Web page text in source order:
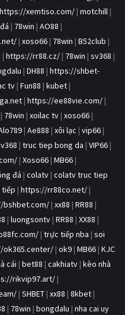
https://xemtiso.com/ | motchill |
| 78win | AO88 |
| xoso66 | 78win | B52club |
| https://rr88.cz/ | 78win | sv368 |
| DH88 | https://shbet-
tv | Fun88 | kubet |
| https://ee88vie.com/ |
| 78win | xoilac tv | xoso66 |
| Ae888 | xôi lạc | vip66 |
| truc tiep bong da | VIP66 |
| Xoso66 | MB66 |
đá | colatv | colatv truc tiep
| https://rr88co.net/ |
bshbet.com/ | xx88 | RR88 |
| luongsontv | RR88 | XX88 |
| trực tiếp nba | soi
ok365.center/ | ok9 | MB66 | KJC
cái | bet88 | cakhiatv | kèo nhà
rikvip97.art/ |
| SHBET | xx88 | 8kbet |
| 78win | bongdalu | nha cai uy